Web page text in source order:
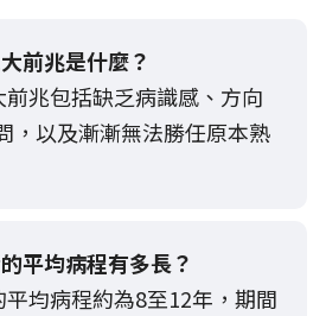
前兆是什麼？
兆包括缺乏病識感、方向
，以及漸漸無法勝任原本熟
平均病程有多長？
均病程約為8至12年，期間